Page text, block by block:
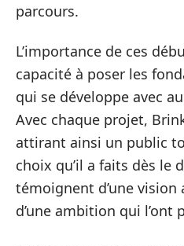
parcours.
L’importance de ces
capacité à poser les
qui se développe avec
Avec chaque projet,
attirant ainsi un public
choix qu’il a faits dès le
témoignent d’une
d’une ambition qui l’ont